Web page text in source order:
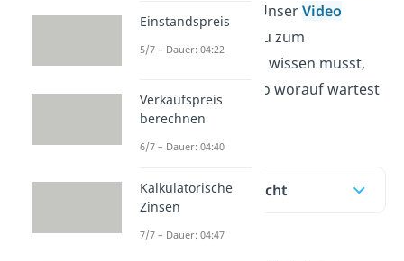
den heißen Brei? UnserVideo
bringt alles, was du zum
Kalkulationsfaktor wissen musst,
auf den Punkt, also worauf wartest
du noch?
Inhaltsübersicht
Einstandspreis
5/7 – Dauer: 04:22
Verkaufspreis
berechnen
6/7 – Dauer: 04:40
Kalkulatorische
Zinsen
7/7 – Dauer: 04:47